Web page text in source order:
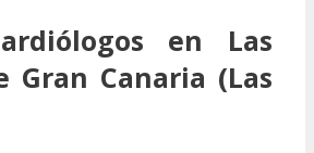
en Las
Gran Canaria (Las